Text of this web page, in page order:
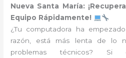
Nueva Santa María:
Equipo Rápidamente!
¿Tu computadora ha
razón, está más lenta de lo
problemas técnicos? Si